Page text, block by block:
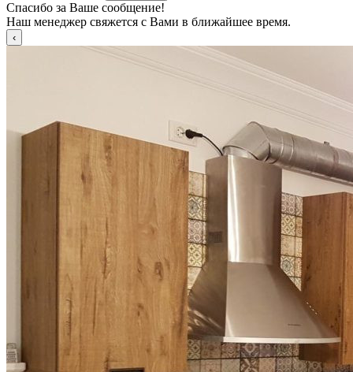
Спасибо за Ваше сообщение!
Наш менеджер свяжется с Вами в ближайшее время.